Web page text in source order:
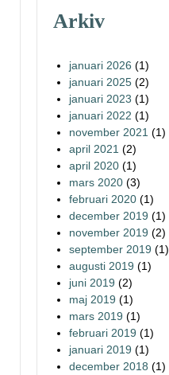
Arkiv
januari 2026 (1)
januari 2025 (2)
januari 2023 (1)
januari 2022 (1)
november 2021 (1)
april 2021 (2)
april 2020 (1)
mars 2020 (3)
februari 2020 (1)
december 2019 (1)
november 2019 (2)
september 2019 (1)
augusti 2019 (1)
juni 2019 (2)
maj 2019 (1)
mars 2019 (1)
februari 2019 (1)
januari 2019 (1)
december 2018 (1)